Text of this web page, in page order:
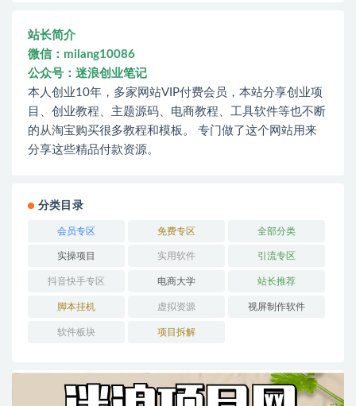
站长简介
微信：milang10086
公众号：迷浪创业笔记
本人创业10年，多家网站VIP付费会员，本站分享创业项
目、创业教程、主题源码、电商教程、工具软件等也不断
的从淘宝购买很多教程和模板。 专门做了这个网站用来
分享这些精品付款资源。
分类目录
会员专区 免费专区 全部分类
实操项目 实用软件 引流专区
抖音快手专区 电商大学 站长推荐
脚本挂机 虚拟资源 视屏制作软件
软件板块 项目拆解